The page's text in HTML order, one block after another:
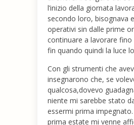
l’inizio della giornata
secondo loro, bisognava
operativi sin dalle prime
continuare a lavorare
fin quando quindi la luce
Con gli strumenti che
insegnarono che, se
qualcosa,dovevo
niente mi sarebbe stato
essermi prima
prima estate mi venne